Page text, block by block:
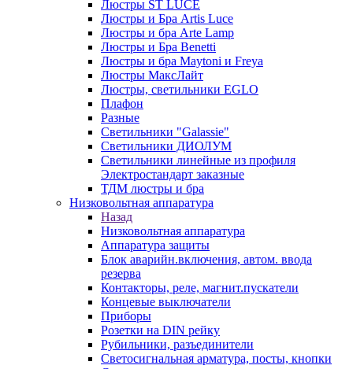
Люстры ST LUCE
Люстры и Бра Artis Luce
Люстры и бра Arte Lamp
Люстры и Бра Benetti
Люстры и бра Maytoni и Freya
Люстры МаксЛайт
Люстры, светильники EGLO
Плафон
Разные
Светильники "Galassie"
Светильники ДИОЛУМ
Светильники линейные из профиля
Электростандарт заказные
ТДМ люстры и бра
Низковольтная аппаратура
Назад
Низковольтная аппаратура
Аппаратура защиты
Блок аварийн.включения, автом. ввода
резерва
Контакторы, реле, магнит.пускатели
Концевые выключатели
Приборы
Розетки на DIN рейку
Рубильники, разъединители
Светосигнальная арматура, посты, кнопки